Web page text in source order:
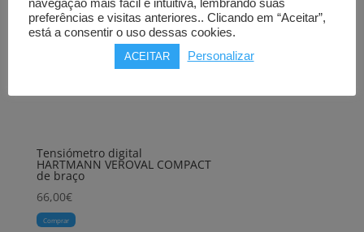
Tensiómetro digital
HARTMANN VEROVAL COMPACT
de braço
66,00€
Comprar
navegação mais fácil e intuitiva, lembrando suas
preferências e visitas anteriores.. Clicando em “Aceitar”,
está a consentir o uso dessas cookies.
ACEITAR Personalizar